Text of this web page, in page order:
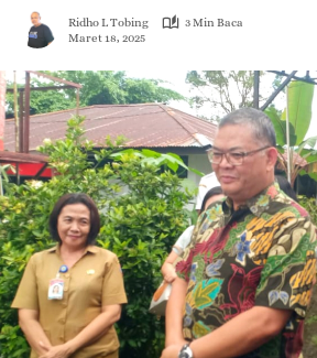
Ridho L Tobing
3 Min Baca
Maret 18, 2025